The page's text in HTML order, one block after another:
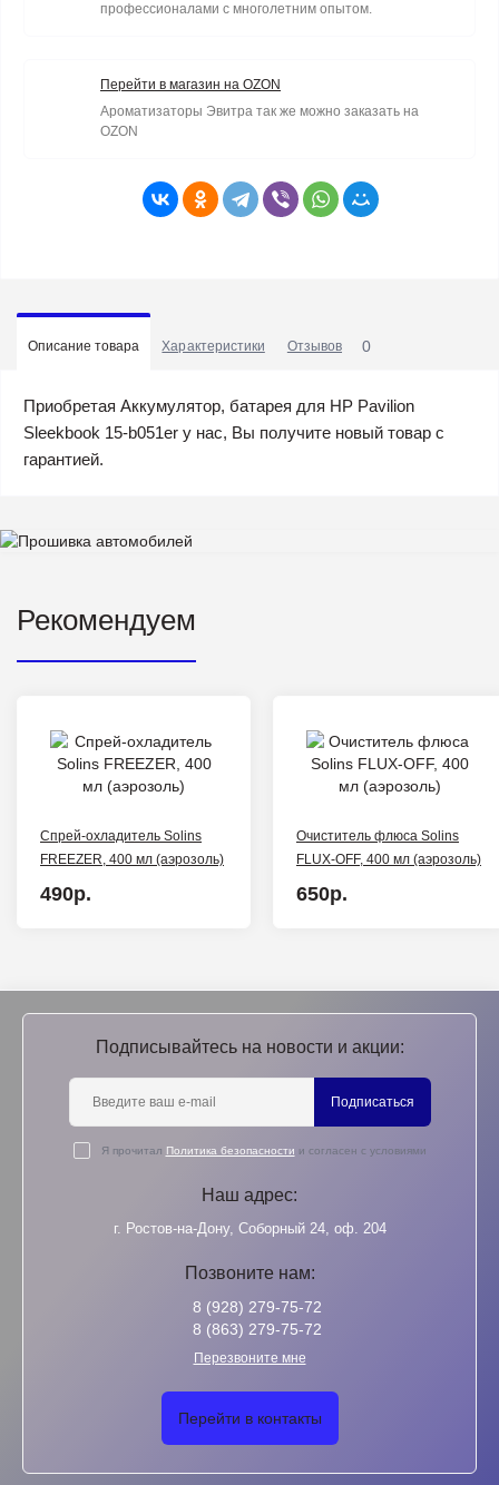
профессионалами с многолетним опытом.
Перейти в магазин на OZON
Ароматизаторы Эвитра так же можно заказать на
OZON
Описание товара Характеристики Отзывов 0
Приобретая Аккумулятор, батарея для HP Pavilion
Sleekbook 15-b051er у нас, Вы получите новый товар с
гарантией.
Рекомендуем
Спрей-охладитель Solins
FREEZER, 400 мл (аэрозоль)
490р.
Очиститель флюса Solins
FLUX-OFF, 400 мл (аэрозоль)
650р.
Подписывайтесь на новости и акции:
Подписаться
Я прочитал Политика безопасности и согласен с условиями
Наш адрес:
г. Ростов-на-Дону, Соборный 24, оф. 204
Позвоните нам:
8 (928) 279-75-72
8 (863) 279-75-72
Перезвоните мне
Перейти в контакты